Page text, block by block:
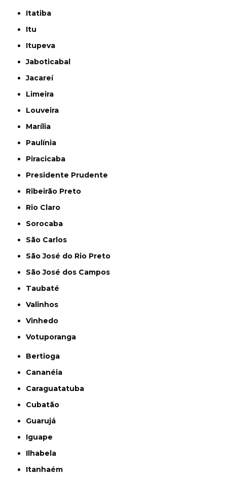
Itatiba
Itu
Itupeva
Jaboticabal
Jacareí
Limeira
Louveira
Marília
Paulínia
Piracicaba
Presidente Prudente
Ribeirão Preto
Rio Claro
Sorocaba
São Carlos
São José do Rio Preto
São José dos Campos
Taubaté
Valinhos
Vinhedo
Votuporanga
Bertioga
Cananéia
Caraguatatuba
Cubatão
Guarujá
Iguape
Ilhabela
Itanhaém